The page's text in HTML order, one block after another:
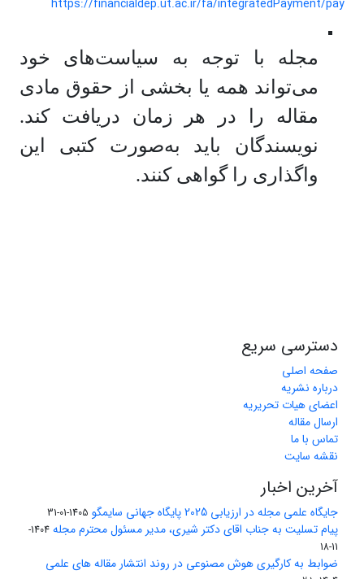
https://financialdep.ut.ac.ir/fa/integratedPayment/pay
مجله با توجه به سیاست‌های خود
می‌تواند همه یا بخشی از حقوق مادی
مقاله را در هر زمان دریافت کند.
نویسندگان باید به‌صورت کتبی این
واگذاری را گواهی کنند.
دسترسی سریع
صفحه اصلی
درباره نشریه
اعضای هیات تحریریه
ارسال مقاله
تماس با ما
نقشه سایت
آخرین اخبار
جایگاه علمی مجله در ارزیابی 2025 پایگاه جهانی سایمگو 1405-01-31
پیام تسلیت به جناب اقای دکتر شیری، مدیر مسئول محترم مجله
1404-
11-18
ضوابط به کارگیری هوش مصنوعی در روند انتشار مقاله های علمی